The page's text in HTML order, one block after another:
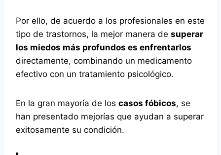
Por ello, de acuerdo a los profesionales en este
tipo de trastornos, la mejor manera de superar
los miedos más profundos es enfrentarlos
directamente, combinando un medicamento
efectivo con un tratamiento psicológico.
En la gran mayoría de los casos fóbicos, se
han presentado mejorías que ayudan a superar
exitosamente su condición.